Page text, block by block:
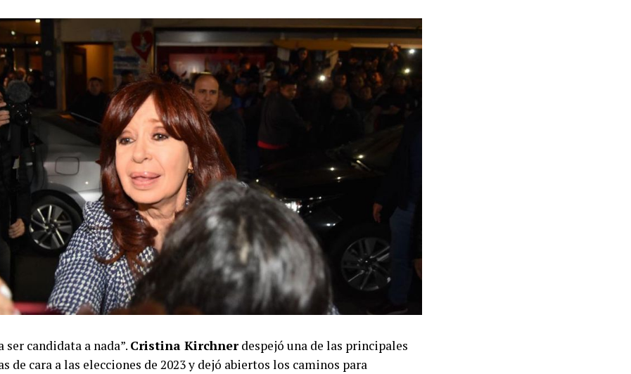
ser candidata a nada”. Cristina Kirchnerdespejó una de las principales
de cara a las elecciones de 2023 y dejó abiertos los caminos para